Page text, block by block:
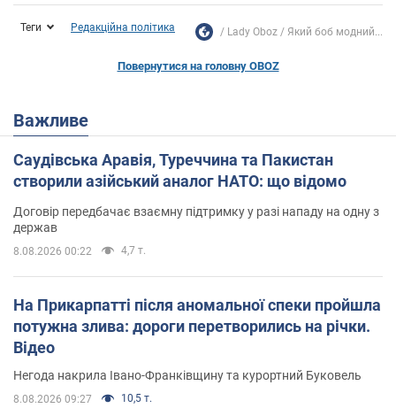
Теги Редакційна політика Lady Oboz Який боб модний...
Повернутися на головну OBOZ
Важливе
Саудівська Аравія, Туреччина та Пакистан
створили азійський аналог НАТО: що відомо
Договір передбачає взаємну підтримку у разі нападу на одну з
держав
8.08.2026 00:22 4,7 т.
На Прикарпатті після аномальної спеки пройшла
потужна злива: дороги перетворились на річки.
Відео
Негода накрила Івано-Франківщину та курортний Буковель
8.08.2026 09:27 10,5 т.